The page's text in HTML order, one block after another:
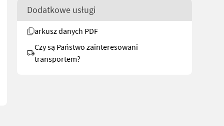
1676 for more images Description Överum BT 388
Dodatkowe usługi
arkusz danych PDF
Czy są Państwo zainteresowani
transportem?